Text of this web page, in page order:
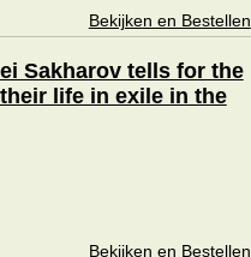
Bekijken en Bestellen
Sakharov tells for the
life in exile in the
Bekijken en Bestellen